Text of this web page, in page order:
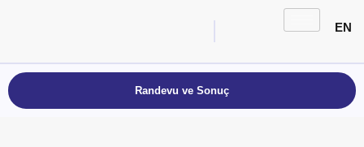
EN
Randevu ve Sonuç